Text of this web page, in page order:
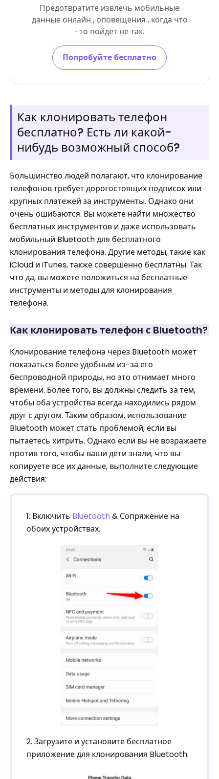
Предотвратите извлечь мобильные
данные онлайн , оповещения , когда что
-то пойдет не так.
Попробуйте бесплатно
Как клонировать телефон
бесплатно? Есть ли какой-
нибудь возможный способ?
Большинство людей полагают, что клонирование
телефонов требует дорогостоящих подписок или
крупных платежей за инструменты. Однако они
очень ошибаются. Вы можете найти множество
бесплатных инструментов и даже использовать
мобильный Bluetooth для бесплатного
клонирования телефона. Другие методы, такие как
iCloud и iTunes, также совершенно бесплатны. Так
что да, вы можете положиться на бесплатные
инструменты и методы для клонирования
телефона.
Как клонировать телефон с Bluetooth?
Клонирование телефона через Bluetooth может
показаться более удобным из-за его
беспроводной природы, но это отнимает много
времени. Более того, вы должны следить за тем,
чтобы оба устройства всегда находились рядом
друг с другом. Таким образом, использование
Bluetooth может стать проблемой, если вы
пытаетесь хитрить. Однако если вы не возражаете
против того, чтобы ваши дети знали, что вы
копируете все их данные, выполните следующие
действия:
1: Включить Bluetooth & Сопряжение на
обоих устройствах.
2. Загрузите и установите бесплатное
приложение для клонирования Bluetooth.